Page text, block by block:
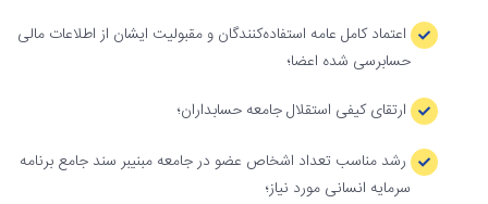
اعتماد کامل عامه استفاده‌کنندگان و مقبولیت ایشان از اطلاعات مالی
حسابرسی شده اعضا؛
ارتقای کیفی استقلال جامعه حسابداران؛
رشد مناسب تعداد اشخاص عضو در جامعه مبنیبر سند جامع برنامه
سرمایه انسانی مورد نیاز؛